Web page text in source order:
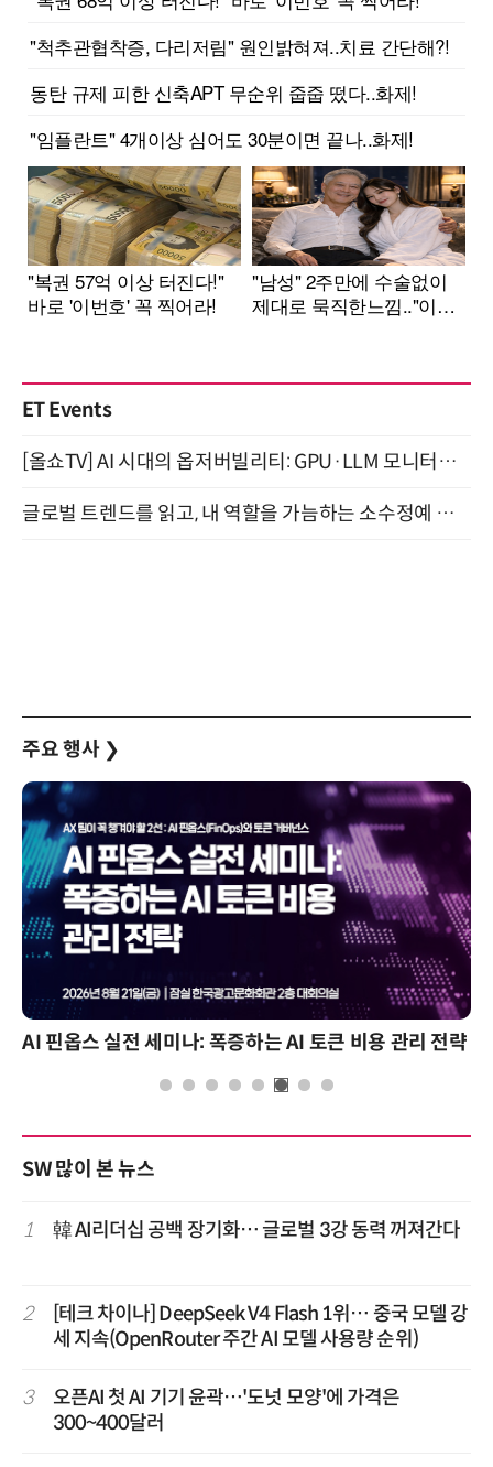
ET Events
[올쇼TV] AI 시대의 옵저버빌리티: GPU·LLM 모니터링부터 AI 기반 장애 대응까지 (8/11 생방송)
글로벌 트렌드를 읽고, 내 역할을 가늠하는 소수정예 실습 워크숍 (8/28)
주요 행사 ❯
AI 핀옵스 실전 세미나: 폭증하는 AI 토큰 비용 관리 전략
SW 많이 본 뉴스
1 韓 AI리더십 공백 장기화… 글로벌 3강 동력 꺼져간다
2
[테크 차이나] DeepSeek V4 Flash 1위… 중국 모델 강
세 지속(OpenRouter 주간 AI 모델 사용량 순위)
3
오픈AI 첫 AI 기기 윤곽…'도넛 모양'에 가격은
300~400달러